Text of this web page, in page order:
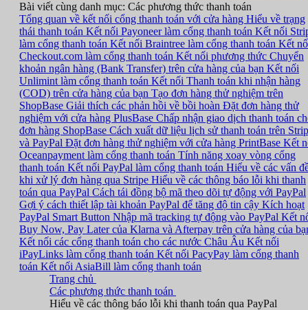
Bài viết cùng danh mục: Các phương thức thanh toán
Tổng quan về kết nối cổng thanh toán với cửa hàng Hiểu về trạng
thái thanh toán Kết nối Payoneer làm cổng thanh toán Kết nối
làm cổng thanh toán Kết nối Braintree làm cổng thanh toán Kết
Checkout.com làm cổng thanh toán Kết nối phương thức Chuyển
khoản ngân hàng (Bank Transfer) trên cửa hàng của bạn Kết nối
Unlimint làm cổng thanh toán Kết nối Thanh toán khi nhận hàng
(COD) trên cửa hàng của bạn Tạo đơn hàng thử nghiệm trên
ShopBase Giải thích các phản hồi về bồi hoàn Đặt đơn hàng thử
nghiệm với cửa hàng PlusBase Chấp nhận giao dịch thanh toán
đơn hàng ShopBase Cách xuất dữ liệu lịch sử thanh toán trên
và PayPal Đặt đơn hàng thử nghiệm với cửa hàng PrintBase Kết
Oceanpayment làm cổng thanh toán Tính năng xoay vòng cổng
thanh toán Kết nối PayPal làm cổng thanh toán Hiểu về các vấn
khi xử lý đơn hàng qua Stripe Hiểu về các thông báo lỗi khi thanh
toán qua PayPal Cách tái đồng bộ mã theo dõi tự động với PayPal
Gợi ý cách thiết lập tài khoản PayPal để tăng độ tin cậy Kích hoạt
PayPal Smart Button Nhập mã tracking tự động vào PayPal Kết
Buy Now, Pay Later của Klarna và Afterpay trên cửa hàng của
Kết nối các cổng thanh toán cho các nước Châu Âu Kết nối
iPayLinks làm cổng thanh toán Kết nối PacyPay làm cổng thanh
toán Kết nối AsiaBill làm cổng thanh toán
Trang chủ
Các phương thức thanh toán
Hiểu về các thông báo lỗi khi thanh toán qua PayPal